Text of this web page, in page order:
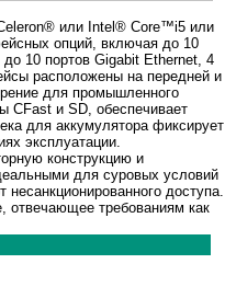
или Intel® Core™i5 или
опций, включая до 10
10 портов Gigabit Ethernet, 4
расположены на передней и
для промышленного
CFast и SD, обеспечивает
для аккумулятора фиксирует
эксплуатации.
конструкцию и
для суровых условий
доступа.
отвечающее требованиям как